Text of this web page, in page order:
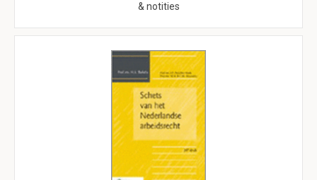
& notities